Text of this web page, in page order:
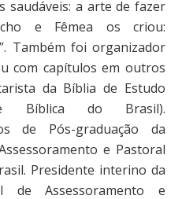
saudáveis: a arte de fazer
e Fêmea os criou:
Também foi organizador
com capítulos em outros
da Bíblia de Estudo
Bíblica do Brasil).
de Pós-graduação da
e Pastoral
Presidente interino da
de Assessoramento e